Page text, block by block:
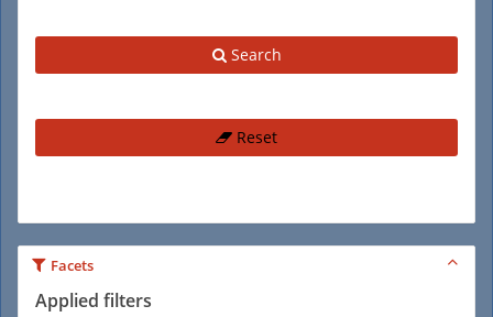
Search
Reset
Facets
Applied filters